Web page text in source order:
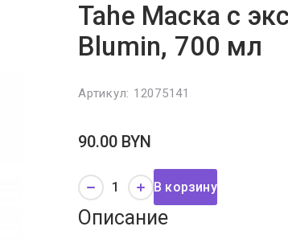
Tahe Маска с
Blumin, 700 мл
Артикул: 12075141
90.00 BYN
В корзину
Описание